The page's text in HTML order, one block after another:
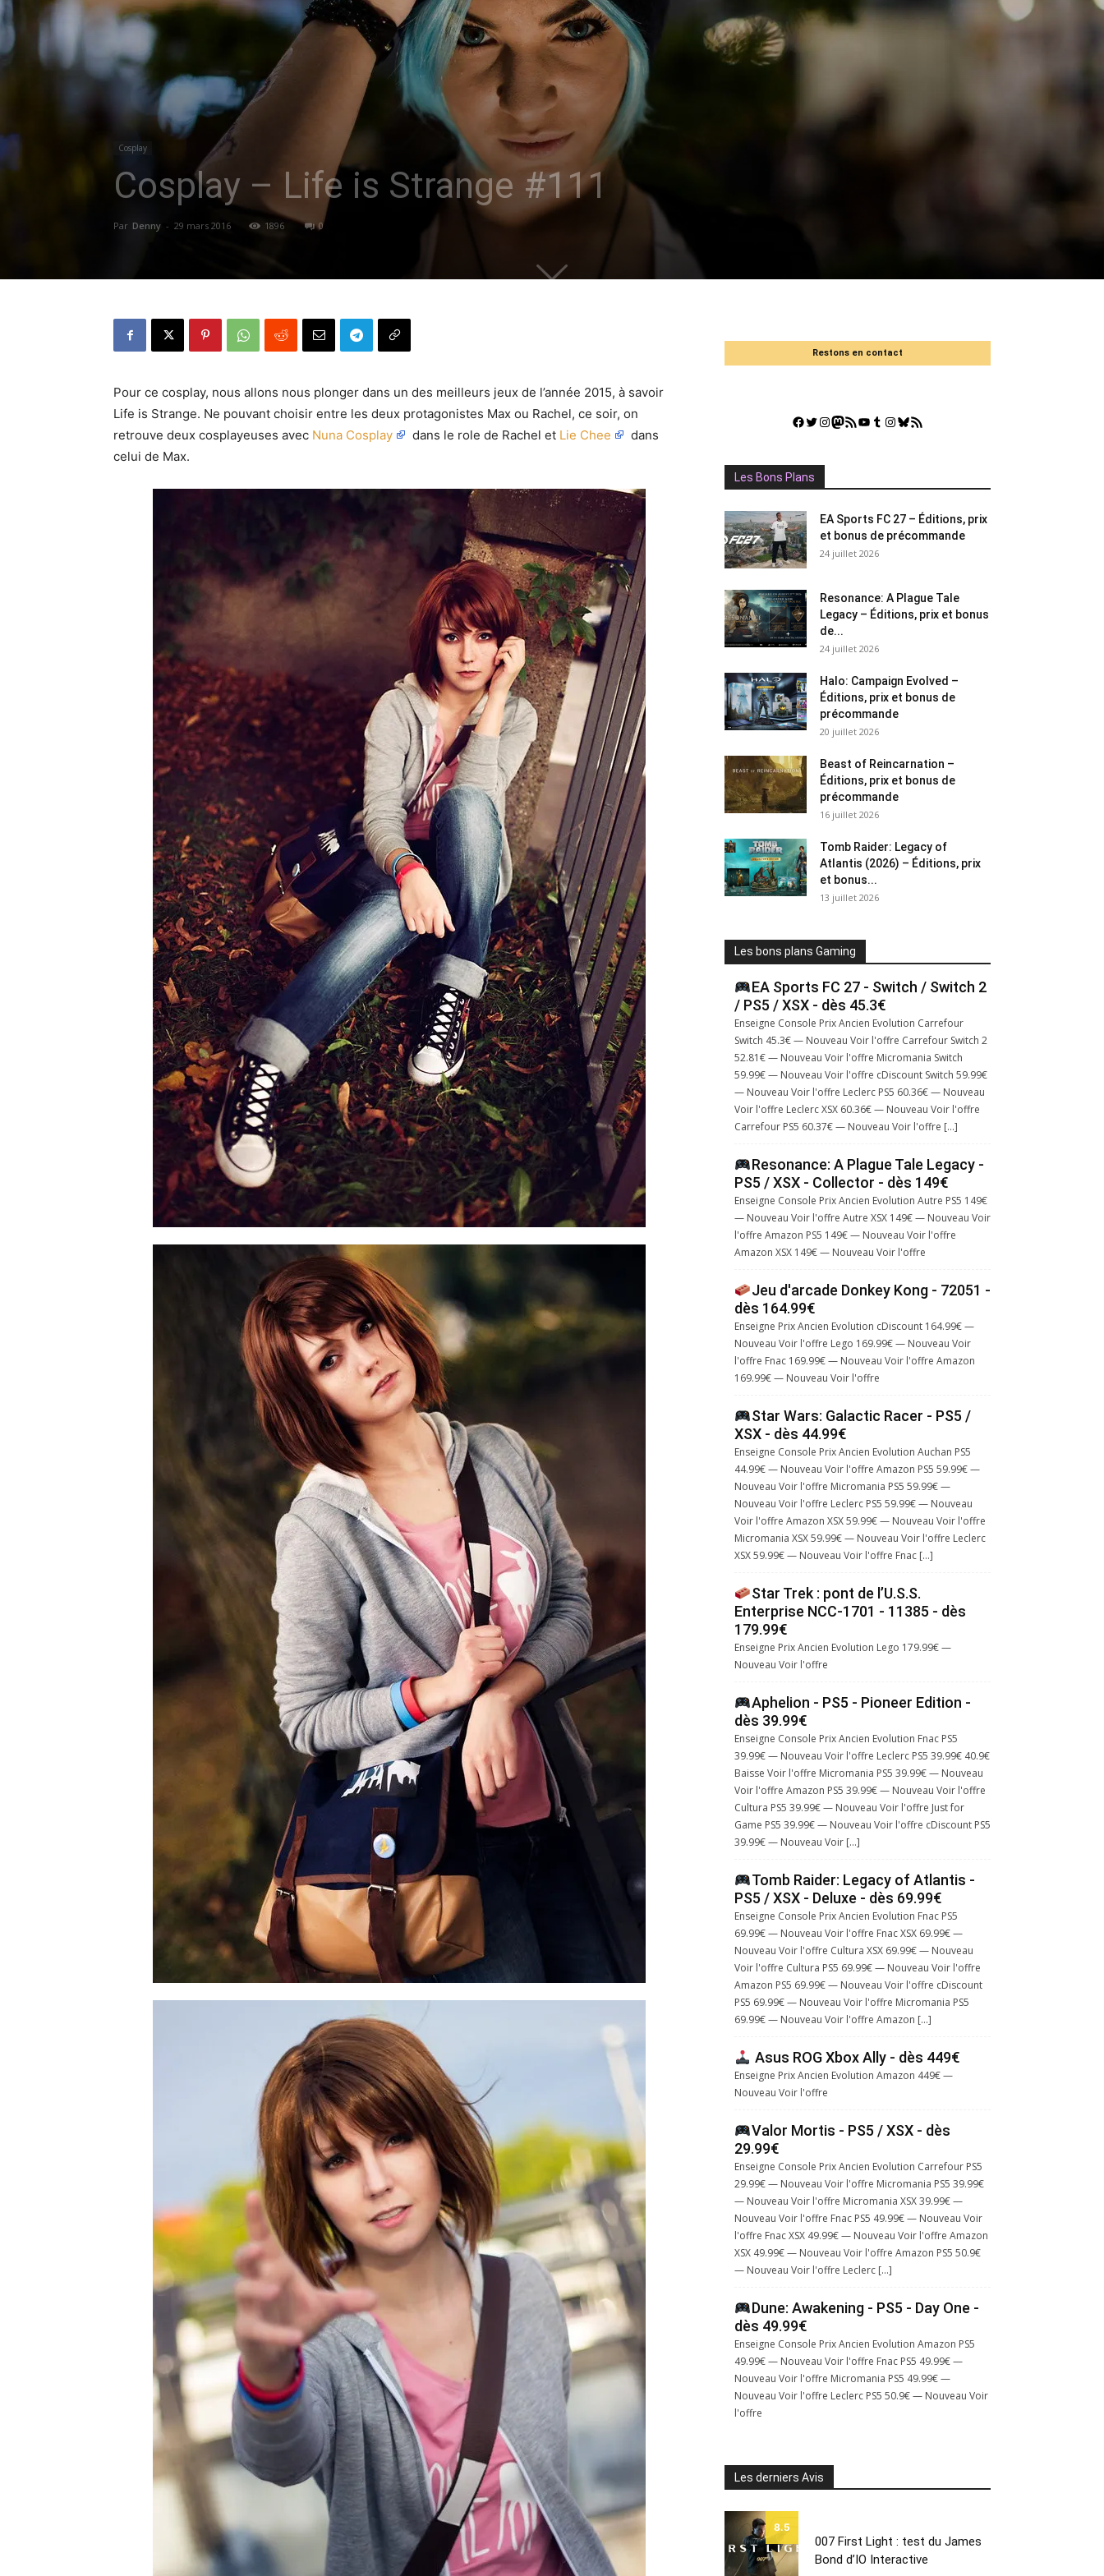
Cosplay
Cosplay – Life is Strange #111
Par Denny - 29 mars 2016 1896 0
Pour ce cosplay, nous allons nous plonger dans un des meilleurs jeux de l’année 2015, à savoir
Life is Strange. Ne pouvant choisir entre les deux protagonistes Max ou Rachel, ce soir, on
retrouve deux cosplayeuses avec Nuna Cosplay dans le role de Rachel et Lie Chee
dans
celui de Max.
Restons en contact
Facebook
Twitter
Instagram
Mastodon
Flux RSSYouTube
Tumblr
Instagram
Bluesky
GestGame
Les Bons Plans
EA Sports FC 27 – Éditions, prix
et bonus de précommande
24 juillet 2026
Resonance: A Plague Tale
Legacy – Éditions, prix et bonus
de...
24 juillet 2026
Halo: Campaign Evolved –
Éditions, prix et bonus de
précommande
20 juillet 2026
Beast of Reincarnation –
Éditions, prix et bonus de
précommande
16 juillet 2026
Tomb Raider: Legacy of
Atlantis (2026) – Éditions, prix
et bonus...
13 juillet 2026
Les bons plans Gaming
EA Sports FC 27 - Switch / Switch 2
/ PS5 / XSX - dès 45.3€
Enseigne Console Prix Ancien Evolution Carrefour
Switch 45.3€ — Nouveau Voir l'offre Carrefour Switch 2
52.81€ — Nouveau Voir l'offre Micromania Switch
59.99€ — Nouveau Voir l'offre cDiscount Switch 59.99€
— Nouveau Voir l'offre Leclerc PS5 60.36€ — Nouveau
Voir l'offre Leclerc XSX 60.36€ — Nouveau Voir l'offre
Carrefour PS5 60.37€ — Nouveau Voir l'offre […]
Resonance: A Plague Tale Legacy -
PS5 / XSX - Collector - dès 149€
Enseigne Console Prix Ancien Evolution Autre PS5 149€
— Nouveau Voir l'offre Autre XSX 149€ — Nouveau Voir
l'offre Amazon PS5 149€ — Nouveau Voir l'offre
Amazon XSX 149€ — Nouveau Voir l'offre
Jeu d'arcade Donkey Kong - 72051 -
dès 164.99€
Enseigne Prix Ancien Evolution cDiscount 164.99€ —
Nouveau Voir l'offre Lego 169.99€ — Nouveau Voir
l'offre Fnac 169.99€ — Nouveau Voir l'offre Amazon
169.99€ — Nouveau Voir l'offre
Star Wars: Galactic Racer - PS5 /
XSX - dès 44.99€
Enseigne Console Prix Ancien Evolution Auchan PS5
44.99€ — Nouveau Voir l'offre Amazon PS5 59.99€ —
Nouveau Voir l'offre Micromania PS5 59.99€ —
Nouveau Voir l'offre Leclerc PS5 59.99€ — Nouveau
Voir l'offre Amazon XSX 59.99€ — Nouveau Voir l'offre
Micromania XSX 59.99€ — Nouveau Voir l'offre Leclerc
XSX 59.99€ — Nouveau Voir l'offre Fnac […]
Star Trek : pont de l’U.S.S.
Enterprise NCC-1701 - 11385 - dès
179.99€
Enseigne Prix Ancien Evolution Lego 179.99€ —
Nouveau Voir l'offre
Aphelion - PS5 - Pioneer Edition -
dès 39.99€
Enseigne Console Prix Ancien Evolution Fnac PS5
39.99€ — Nouveau Voir l'offre Leclerc PS5 39.99€ 40.9€
Baisse Voir l'offre Micromania PS5 39.99€ — Nouveau
Voir l'offre Amazon PS5 39.99€ — Nouveau Voir l'offre
Cultura PS5 39.99€ — Nouveau Voir l'offre Just for
Game PS5 39.99€ — Nouveau Voir l'offre cDiscount PS5
39.99€ — Nouveau Voir […]
Tomb Raider: Legacy of Atlantis -
PS5 / XSX - Deluxe - dès 69.99€
Enseigne Console Prix Ancien Evolution Fnac PS5
69.99€ — Nouveau Voir l'offre Fnac XSX 69.99€ —
Nouveau Voir l'offre Cultura XSX 69.99€ — Nouveau
Voir l'offre Cultura PS5 69.99€ — Nouveau Voir l'offre
Amazon PS5 69.99€ — Nouveau Voir l'offre cDiscount
PS5 69.99€ — Nouveau Voir l'offre Micromania PS5
69.99€ — Nouveau Voir l'offre Amazon […]
Asus ROG Xbox Ally - dès 449€
Enseigne Prix Ancien Evolution Amazon 449€ —
Nouveau Voir l'offre
Valor Mortis - PS5 / XSX - dès
29.99€
Enseigne Console Prix Ancien Evolution Carrefour PS5
29.99€ — Nouveau Voir l'offre Micromania PS5 39.99€
— Nouveau Voir l'offre Micromania XSX 39.99€ —
Nouveau Voir l'offre Fnac PS5 49.99€ — Nouveau Voir
l'offre Fnac XSX 49.99€ — Nouveau Voir l'offre Amazon
XSX 49.99€ — Nouveau Voir l'offre Amazon PS5 50.9€
— Nouveau Voir l'offre Leclerc […]
Dune: Awakening - PS5 - Day One -
dès 49.99€
Enseigne Console Prix Ancien Evolution Amazon PS5
49.99€ — Nouveau Voir l'offre Fnac PS5 49.99€ —
Nouveau Voir l'offre Micromania PS5 49.99€ —
Nouveau Voir l'offre Leclerc PS5 50.9€ — Nouveau Voir
l'offre
Les derniers Avis
8.5
007 First Light : test du James
Bond d’IO Interactive